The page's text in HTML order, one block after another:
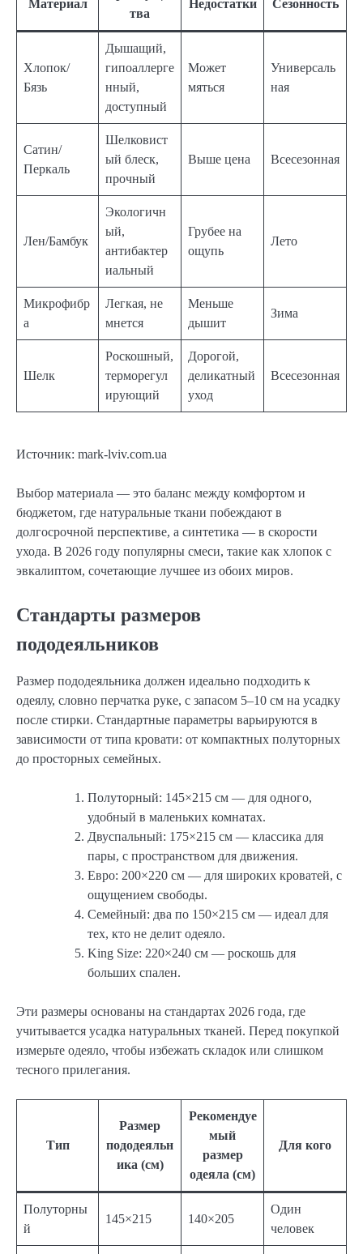
Материал
тва
Недостатки Сезонность
Хлопок/
Бязь
Дышащий,
гипоаллерге
нный,
доступный
Может
мяться
Универсаль
ная
Сатин/
Перкаль
Шелковист
ый блеск,
прочный
Выше цена Всесезонная
Лен/Бамбук
Экологичн
ый,
антибактер
иальный
Грубее на
ощупь
Лето
Микрофибр
а
Легкая, не
мнется
Меньше
дышит
Зима
Шелк
Роскошный,
терморегул
ирующий
Дорогой,
деликатный
уход
Всесезонная
Источник: mark-lviv.com.ua
Выбор материала — это баланс между комфортом и
бюджетом, где натуральные ткани побеждают в
долгосрочной перспективе, а синтетика — в скорости
ухода. В 2026 году популярны смеси, такие как хлопок с
эвкалиптом, сочетающие лучшее из обоих миров.
Стандарты размеров
пододеяльников
Размер пододеяльника должен идеально подходить к
одеялу, словно перчатка руке, с запасом 5–10 см на усадку
после стирки. Стандартные параметры варьируются в
зависимости от типа кровати: от компактных полуторных
до просторных семейных.
Полуторный: 145×215 см — для одного,
удобный в маленьких комнатах.
Двуспальный: 175×215 см — классика для
пары, с пространством для движения.
Евро: 200×220 см — для широких кроватей, с
ощущением свободы.
Семейный: два по 150×215 см — идеал для
тех, кто не делит одеяло.
King Size: 220×240 см — роскошь для
больших спален.
Эти размеры основаны на стандартах 2026 года, где
учитывается усадка натуральных тканей. Перед покупкой
измерьте одеяло, чтобы избежать складок или слишком
тесного прилегания.
Тип
Размер
пододеяльн
ика (см)
Рекомендуе
мый
размер
одеяла (см)
Для кого
Полуторны
й
145×215 140×205
Один
человек